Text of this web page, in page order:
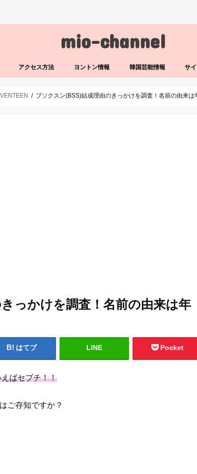
mio-channel
アクセス方法 ヨントン情報 韓国芸能情報 サ
ブソクスン(BSS)結成理由のきっかけを調査！名前の由来は
っかけを調査！名前の由来は年
はてブ LINE Pocket
ばセブチ！！
ご存知ですか？